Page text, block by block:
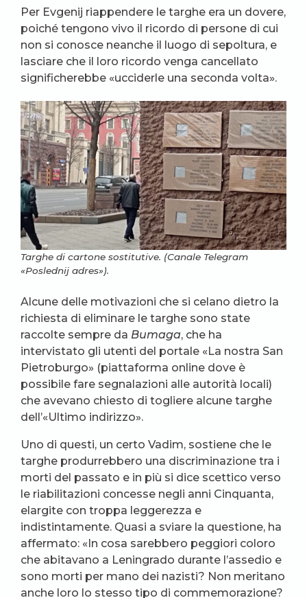
Per Evgenij riappendere le targhe era un dovere,
poiché tengono vivo il ricordo di persone di cui
non si conosce neanche il luogo di sepoltura, e
lasciare che il loro ricordo venga cancellato
significherebbe «ucciderle una seconda volta».
Targhe di cartone sostitutive. (Canale Telegram
«Poslednij adres»).
Alcune delle motivazioni che si celano dietro la
richiesta di eliminare le targhe sono state
raccolte sempre da Bumaga, che ha
intervistato gli utenti del portale «La nostra San
Pietroburgo» (piattaforma online dove è
possibile fare segnalazioni alle autorità locali)
che avevano chiesto di togliere alcune targhe
dell’«Ultimo indirizzo».
Uno di questi, un certo Vadim, sostiene che le
targhe produrrebbero una discriminazione tra i
morti del passato e in più si dice scettico verso
le riabilitazioni concesse negli anni Cinquanta,
elargite con troppa leggerezza e
indistintamente. Quasi a sviare la questione, ha
affermato: «In cosa sarebbero peggiori coloro
che abitavano a Leningrado durante l’assedio e
sono morti per mano dei nazisti? Non meritano
anche loro lo stesso tipo di commemorazione?